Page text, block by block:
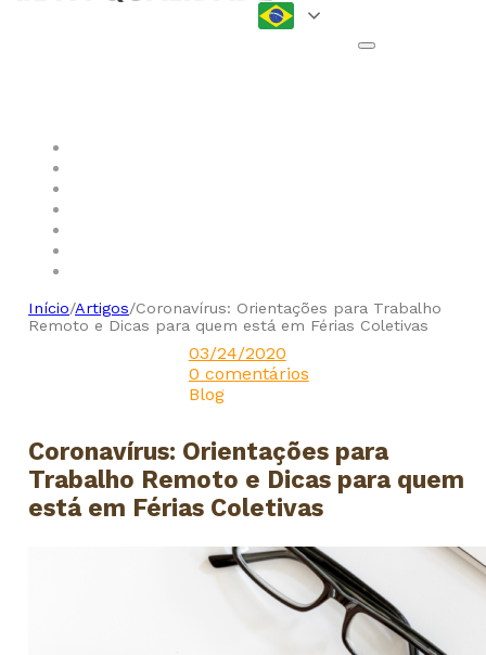
Início/Artigos/Coronavírus: Orientações para Trabalho
Remoto e Dicas para quem está em Férias Coletivas
03/24/2020
0 comentários
Blog
Coronavírus: Orientações para
Trabalho Remoto e Dicas para quem
está em Férias Coletivas